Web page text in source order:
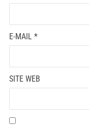
E-MAIL *
SITE WEB